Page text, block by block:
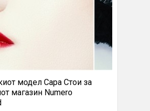
модел Сара Стои за
магазин Numero